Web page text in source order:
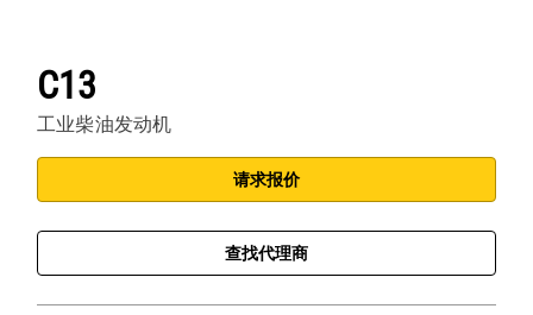
C13
工业柴油发动机
请求报价
查找代理商